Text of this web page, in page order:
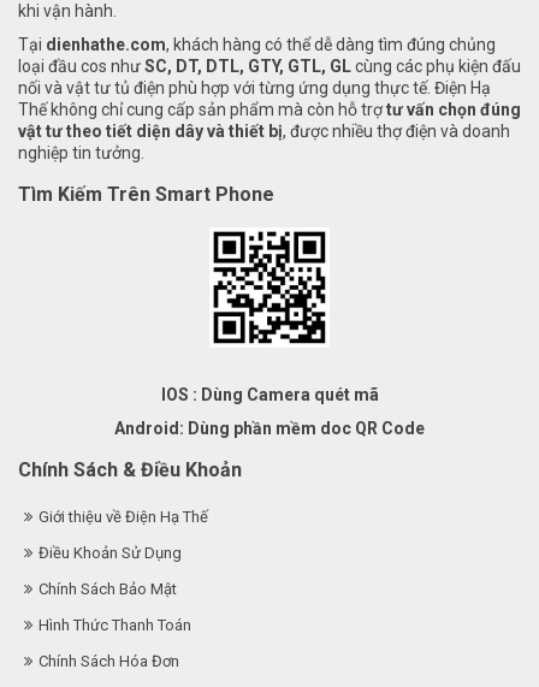
khi vận hành.
Tại dienhathe.com, khách hàng có thể dễ dàng tìm đúng chủng
loại đầu cos nhưSC, DT, DTL, GTY, GTL, GLcùng các phụ kiện đấu
nối và vật tư tủ điện phù hợp với từng ứng dụng thực tế. Điện Hạ
Thế không chỉ cung cấp sản phẩm mà còn hỗ trợtư vấn chọn đúng
vật tư theo tiết diện dây và thiết bị, được nhiều thợ điện và doanh
nghiệp tin tưởng.
Tìm Kiếm Trên Smart Phone
IOS : Dùng Camera quét mã
Android: Dùng phần mềm doc QR Code
Chính Sách & Điều Khoản
Giới thiệu về Điện Hạ Thế
Điều Khoản Sử Dụng
Chính Sách Bảo Mật
Hình Thức Thanh Toán
Chính Sách Hóa Đơn